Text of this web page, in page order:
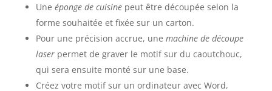
Une éponge de cuisinepeut être découpée selon la
forme souhaitée et fixée sur un carton.
Pour une précision accrue, une machine de découpe
laserpermet de graver le motif sur du caoutchouc,
qui sera ensuite monté sur une base.
Créez votre motif sur un ordinateur avec Word,